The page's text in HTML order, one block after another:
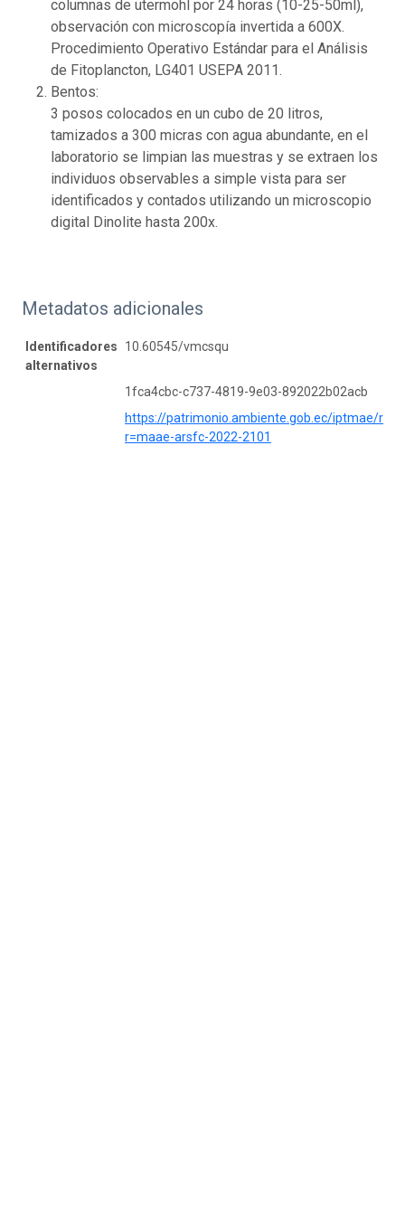
columnas de utermohl por 24 horas (10-25-50ml),
observación con microscopía invertida a 600X.
Procedimiento Operativo Estándar para el Análisis
de Fitoplancton, LG401 USEPA 2011.
Bentos:
3 posos colocados en un cubo de 20 litros,
tamizados a 300 micras con agua abundante, en el
laboratorio se limpian las muestras y se extraen los
individuos observables a simple vista para ser
identificados y contados utilizando un microscopio
digital Dinolite hasta 200x.
Metadatos adicionales
Identificadores
alternativos
10.60545/vmcsqu
1fca4cbc-c737-4819-9e03-892022b02acb
https://patrimonio.ambiente.gob.ec/iptmae/
r=maae-arsfc-2022-2101